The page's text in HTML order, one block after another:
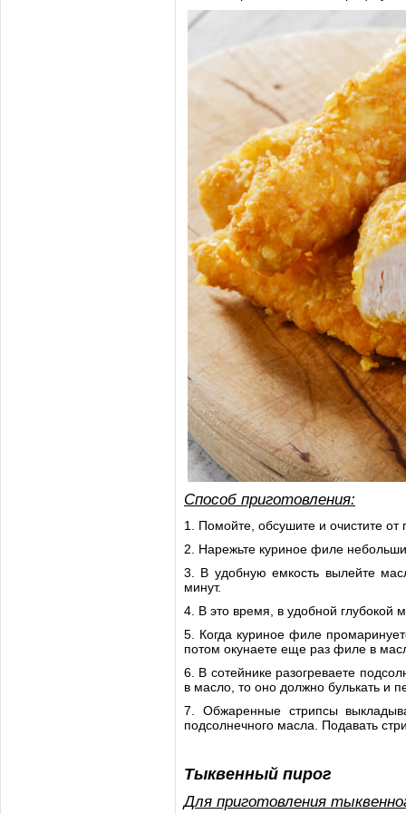
Способ приготовления:
1. Помойте, обсушите и очистите
2. Нарежьте куриное филе
3. В удобную емкость вылейте
минут.
4. В это время, в удобной глубокой
5. Когда куриное филе
потом окунаете еще раз филе в
6. В сотейнике разогреваете
в масло, то оно должно булькать и
7. Обжаренные стрипсы
подсолнечного масла. Подавать
Тыквенный пирог
Для приготовления